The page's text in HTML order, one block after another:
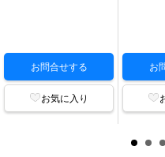
お問合せする
お気に入り
お